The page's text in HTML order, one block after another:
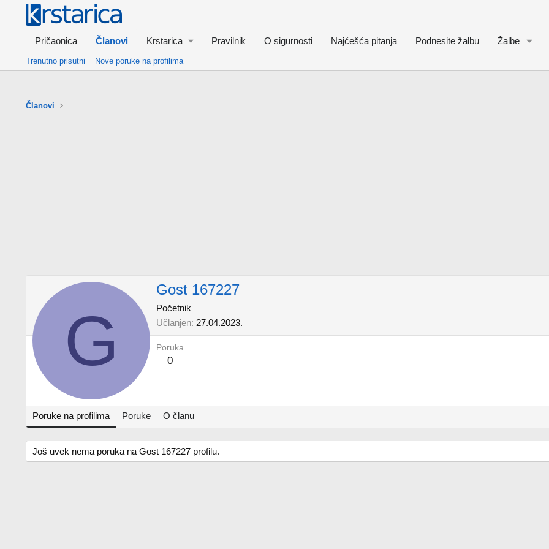
Pričaonica Članovi Krstarica Pravilnik O sigurnosti Najćešća pitanja Podnesite žalbu Žalbe
Trenutno prisutni Nove poruke na profilima
Članovi
G
Gost 167227
Početnik
Učlanjen 27.04.2023.
Poruka
0
Poruke na profilima Poruke O članu
Još uvek nema poruka na Gost 167227 profilu.